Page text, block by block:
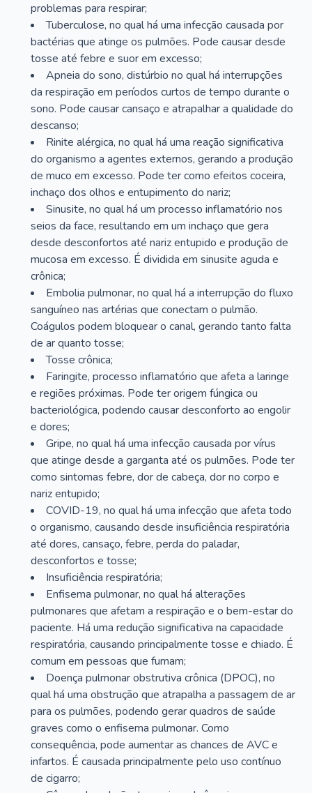
problemas para respirar;
Tuberculose, no qual há uma infecção causada por
bactérias que atinge os pulmões. Pode causar desde
tosse até febre e suor em excesso;
Apneia do sono, distúrbio no qual há interrupções
da respiração em períodos curtos de tempo durante o
sono. Pode causar cansaço e atrapalhar a qualidade do
descanso;
Rinite alérgica, no qual há uma reação significativa
do organismo a agentes externos, gerando a produção
de muco em excesso. Pode ter como efeitos coceira,
inchaço dos olhos e entupimento do nariz;
Sinusite, no qual há um processo inflamatório nos
seios da face, resultando em um inchaço que gera
desde desconfortos até nariz entupido e produção de
mucosa em excesso. É dividida em sinusite aguda e
crônica;
Embolia pulmonar, no qual há a interrupção do fluxo
sanguíneo nas artérias que conectam o pulmão.
Coágulos podem bloquear o canal, gerando tanto falta
de ar quanto tosse;
Tosse crônica;
Faringite, processo inflamatório que afeta a laringe
e regiões próximas. Pode ter origem fúngica ou
bacteriológica, podendo causar desconforto ao engolir
e dores;
Gripe, no qual há uma infecção causada por vírus
que atinge desde a garganta até os pulmões. Pode ter
como sintomas febre, dor de cabeça, dor no corpo e
nariz entupido;
COVID-19, no qual há uma infecção que afeta todo
o organismo, causando desde insuficiência respiratória
até dores, cansaço, febre, perda do paladar,
desconfortos e tosse;
Insuficiência respiratória;
Enfisema pulmonar, no qual há alterações
pulmonares que afetam a respiração e o bem-estar do
paciente. Há uma redução significativa na capacidade
respiratória, causando principalmente tosse e chiado. É
comum em pessoas que fumam;
Doença pulmonar obstrutiva crônica (DPOC), no
qual há uma obstrução que atrapalha a passagem de ar
para os pulmões, podendo gerar quadros de saúde
graves como o enfisema pulmonar. Como
consequência, pode aumentar as chances de AVC e
infartos. É causada principalmente pelo uso contínuo
de cigarro;